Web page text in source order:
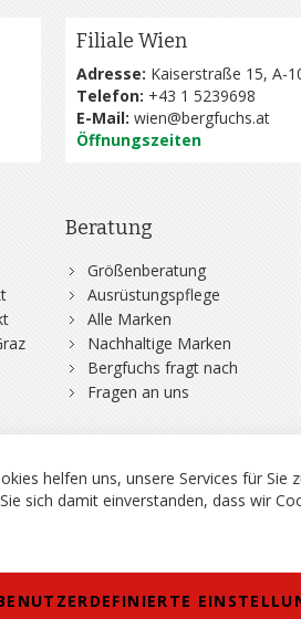
Filiale Wien
Adresse: Kaiserstraße 15, A-
Telefon: +43 1 5239698
E-Mail: wien@bergfuchs.at
Öffnungszeiten
Beratung
Größenberatung
Ausrüstungspflege
Alle Marken
Nachhaltige Marken
Bergfuchs fragt nach
Fragen an uns
AGB Datenschutz
helfen uns, unsere Services für Sie
sich damit einverstanden, dass wir